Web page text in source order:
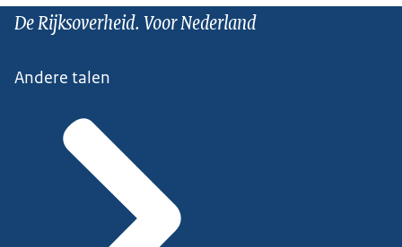
De Rijksoverheid. Voor Nederland
Andere talen